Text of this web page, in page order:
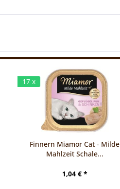
17 x
Finnern Miamor Cat - Milde
Mahlzeit Schale...
1,04 € *